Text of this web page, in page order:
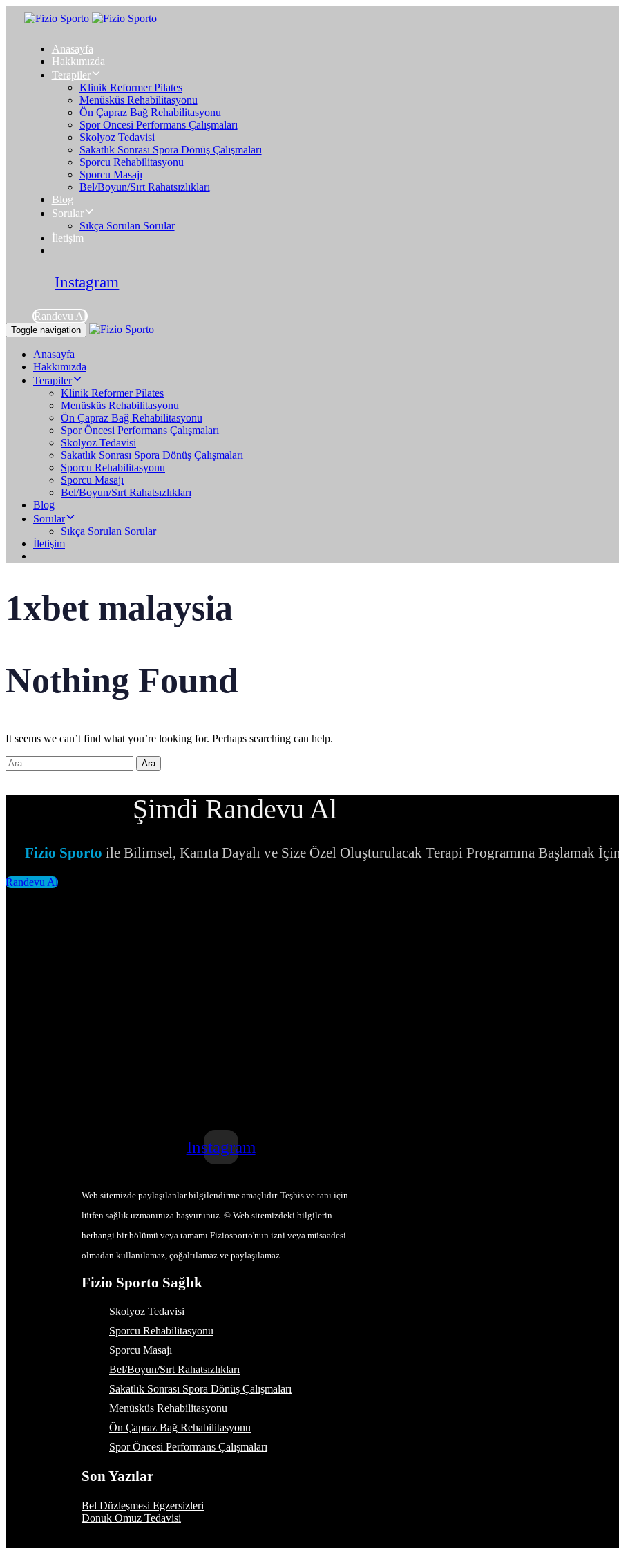
Skip
links
Skip
navigation
Anasayfa
Hakkımızda
Terapiler
Klinik Reformer Pilates
Menüsküs Rehabilitasyonu
Ön Çapraz Bağ Rehabilitasyonu
Spor Öncesi Performans Çalışmaları
Skolyoz Tedavisi
Sakatlık Sonrası Spora Dönüş Çalışmaları
Sporcu Rehabilitasyonu
Sporcu Masajı
Bel/Boyun/Sırt Rahatsızlıkları
Blog
Sorular
Sıkça Sorulan Sorular
İletişim
Instagram
Randevu Al
Toggle navigation
Anasayfa
Hakkımızda
Terapiler
Klinik Reformer Pilates
Menüsküs Rehabilitasyonu
Ön Çapraz Bağ Rehabilitasyonu
Spor Öncesi Performans Çalışmaları
Skolyoz Tedavisi
Sakatlık Sonrası Spora Dönüş Çalışmaları
Sporcu Rehabilitasyonu
Sporcu Masajı
Bel/Boyun/Sırt Rahatsızlıkları
Blog
Sorular
Sıkça Sorulan Sorular
İletişim
1xbet malaysia
Nothing Found
It seems we can’t find what you’re looking for. Perhaps searching can help.
Arama:
Şimdi Randevu Al
Fizio Sporto ile Bilimsel, Kanıta Dayalı ve Size Özel Oluşturulacak Terapi Programına Başlamak
Randevu Al
Instagram
Web sitemizde paylaşılanlar bilgilendirme amaçlıdır. Teşhis ve tanı için
lütfen sağlık uzmanınıza başvurunuz. © Web sitemizdeki bilgilerin
herhangi bir bölümü veya tamamı Fiziosporto'nun izni veya müsaadesi
olmadan kullanılamaz, çoğaltılamaz ve paylaşılamaz.
Fizio Sporto Sağlık
Skolyoz Tedavisi
Sporcu Rehabilitasyonu
Sporcu Masajı
Bel/Boyun/Sırt Rahatsızlıkları
Sakatlık Sonrası Spora Dönüş Çalışmaları
Menüsküs Rehabilitasyonu
Ön Çapraz Bağ Rehabilitasyonu
Spor Öncesi Performans Çalışmaları
Son Yazılar
Bel Düzleşmesi Egzersizleri
Donuk Omuz Tedavisi